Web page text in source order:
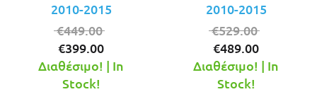
2010-2015
€449.00
was:
€399.00
τρέχουσα
Διαθέσιμο! | In
Stock!
2010-2015
€529.00
was:
€489.00
τρέχουσα
Διαθέσιμο! | In
Stock!